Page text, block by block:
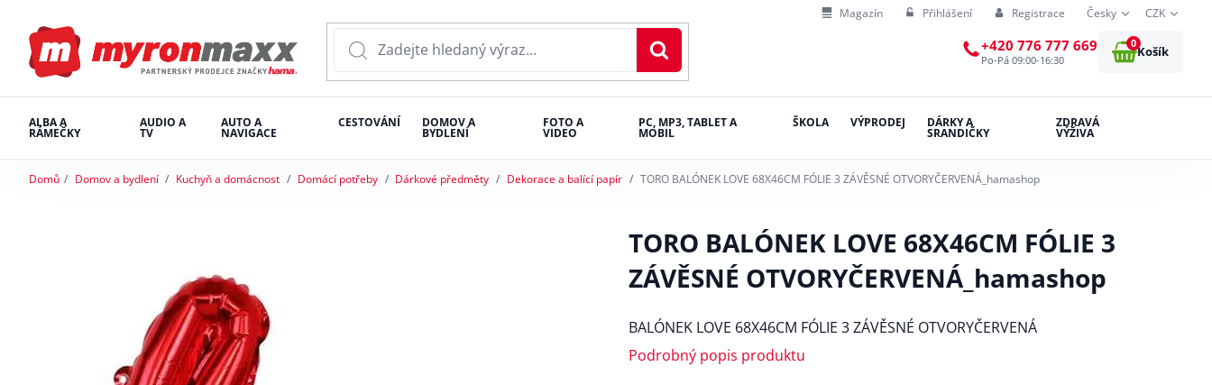
Magazín Přihlášení Registrace Česky CZK
+420 776 777 669
Po-Pá 09:00-16:30
0
Košík
ALBA A
RÁMEČKY
AUDIO A
TV
AUTO A
NAVIGACE
CESTOVÁNÍ DOMOV A
BYDLENÍ
FOTO A
VIDEO
PC, MP3, TABLET A
MOBIL
ŠKOLA VÝPRODEJ DÁRKY A
SRANDIČKY
ZDRAVÁ
VÝŽIVA
Domů Domov a bydlení Kuchyň a domácnost Domácí potřeby Dárkové předměty Dekorace a balící papír TORO BALÓNEK LOVE 68X46CM FÓLIE 3 ZÁVĚSNÉ OTVORYČERVENÁ_hamashop
TORO BALÓNEK LOVE 68X46CM FÓLIE 3
ZÁVĚSNÉ OTVORYČERVENÁ_hamashop
BALÓNEK LOVE 68X46CM FÓLIE 3 ZÁVĚSNÉ OTVORYČERVENÁ
Podrobný popis produktu